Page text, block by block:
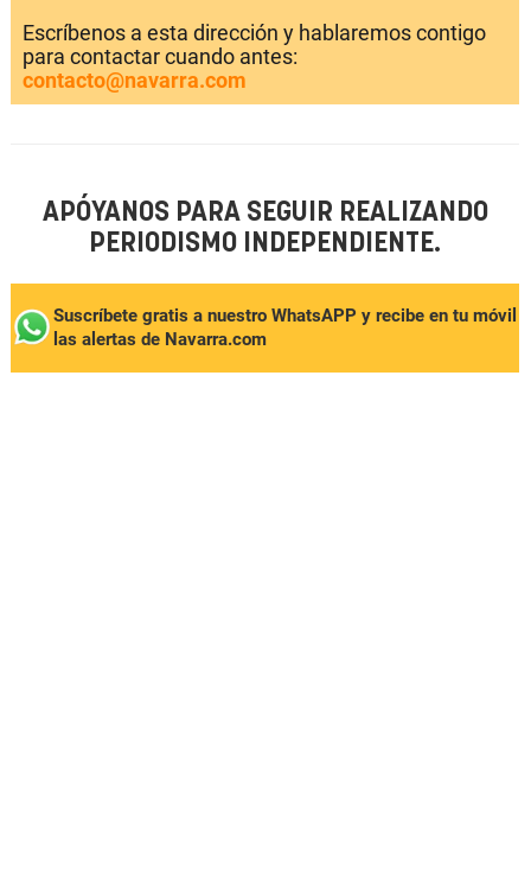
Escríbenos a esta dirección y hablaremos contigo
para contactar cuando antes:
contacto@navarra.com
APÓYANOS PARA SEGUIR REALIZANDO
PERIODISMO INDEPENDIENTE.
Suscríbete gratis a nuestro WhatsAPP y recibe en tu móvil
las alertas de Navarra.com